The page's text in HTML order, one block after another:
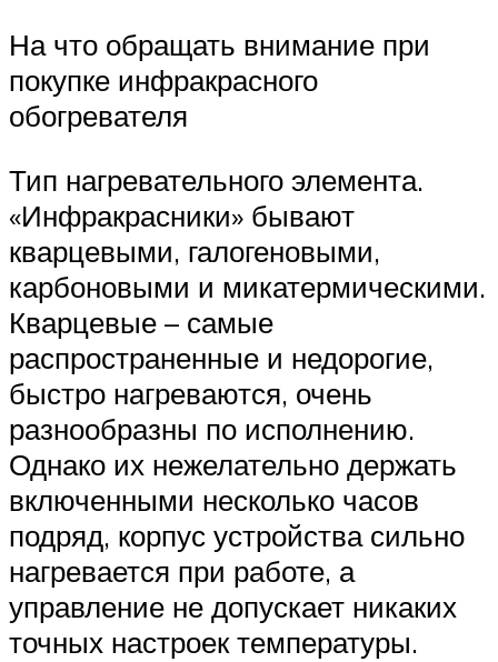
На что обращать внимание при
покупке инфракрасного
обогревателя
Тип нагревательного элемента.
«Инфракрасники» бывают
кварцевыми, галогеновыми,
карбоновыми и микатермическими.
Кварцевые – самые
распространенные и недорогие,
быстро нагреваются, очень
разнообразны по исполнению.
Однако их нежелательно держать
включенными несколько часов
подряд, корпус устройства сильно
нагревается при работе, а
управление не допускает никаких
точных настроек температуры.